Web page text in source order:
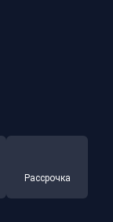
Рассрочка